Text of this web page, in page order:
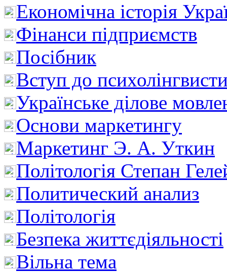
Економічна історія
Фінанси підприємств
Посібник
Вступ до
Українське ділове
Основи маркетингу
Маркетинг Э. А. Уткин
Політологія Степан
Политический анализ
Політологія
Безпека життєдіяльності
Вільна тема